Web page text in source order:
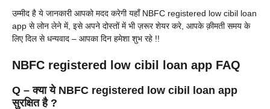
उम्मीद है ये जानकारी आपको मदद करेगी यहाँ NBFC registered low cibil loan
app से लोन लेने में, इसे अपने दोस्तों में भी ज़रूर शेयर करे, आपके क़ीमती समय के
लिए दिल से धन्यवाद – आपका दिन हमेशा शुभ रहे !!
NBFC registered low cibil loan app FAQ
Q – क्या ये NBFC registered low cibil loan app
सुरक्षित है ?